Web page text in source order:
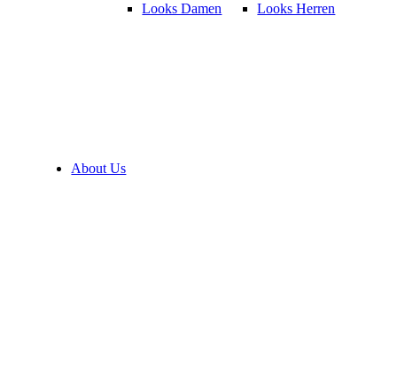
Looks Damen Looks Herren
About Us